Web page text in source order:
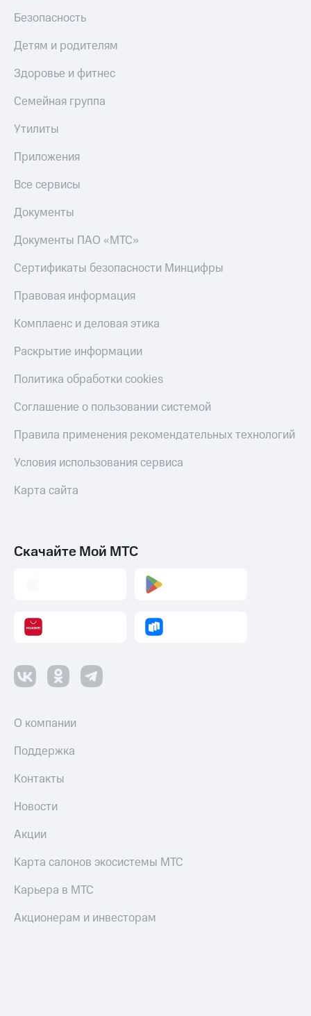
интернета
ТВ
Переводы
телефона
по QR-
за границей
магазин
Смартфоны
Наушники
колонки
Умные
и
дом
Планшеты
Акции
скидки
Безопасность
Детям и родителям
Здоровье и фитнес
Семейная группа
Утилиты
Приложения
Все сервисы
Документы
Документы ПАО «МТС»
Сертификаты безопасности Минцифры
Правовая информация
Комплаенс и деловая этика
Раскрытие информации
Политика обработки cookies
Соглашение о пользовании системой
Правила применения рекомендательных технологий
Условия использования сервиса
Карта сайта
Скачайте Мой МТС
О компании
Поддержка
Контакты
Новости
Акции
Карта салонов экосистемы МТС
Карьера в МТС
Акционерам и инвесторам